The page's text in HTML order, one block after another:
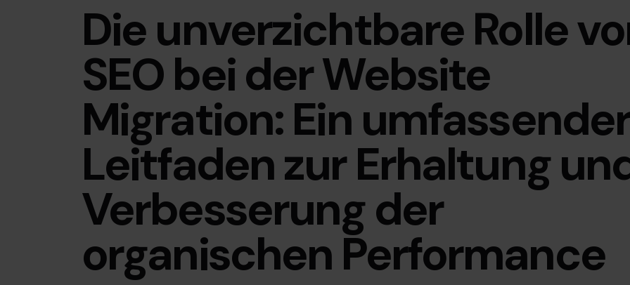
Die unverzichtbare Rolle
SEO bei der Website
Migration: Ein
Leitfaden zur Erhaltung
Verbesserung der
organischen Performance